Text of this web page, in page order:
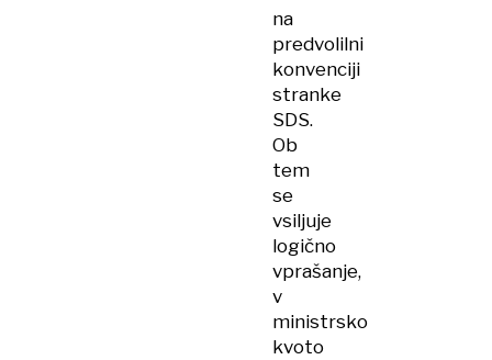
na
predvolilni
konvenciji
stranke
SDS.
Ob
tem
se
vsiljuje
logično
vprašanje,
v
ministrsko
kvoto